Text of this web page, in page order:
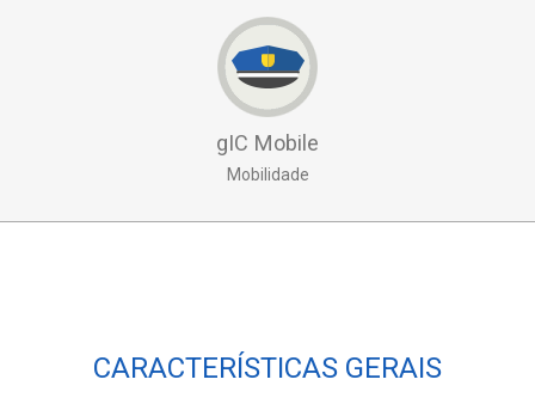
gIC Mobile
Mobilidade
CARACTERÍSTICAS GERAIS